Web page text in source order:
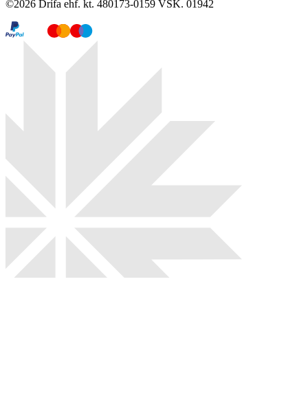
©2026 Drífa ehf. kt. 480173-0159 VSK. 01942